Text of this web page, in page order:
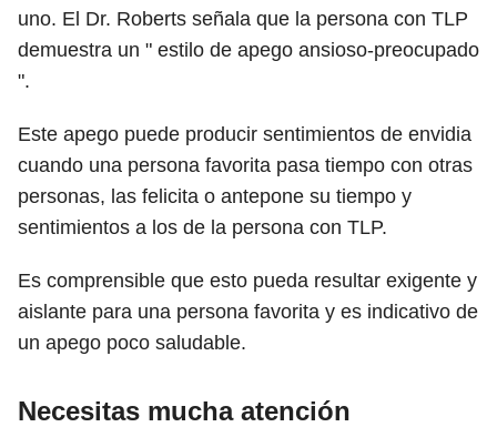
uno. El Dr. Roberts señala que la persona con TLP
demuestra un " estilo de apego ansioso-preocupado
".
Este apego puede producir sentimientos de envidia
cuando una persona favorita pasa tiempo con otras
personas, las felicita o antepone su tiempo y
sentimientos a los de la persona con TLP.
Es comprensible que esto pueda resultar exigente y
aislante para una persona favorita y es indicativo de
un apego poco saludable.
Necesitas mucha atención